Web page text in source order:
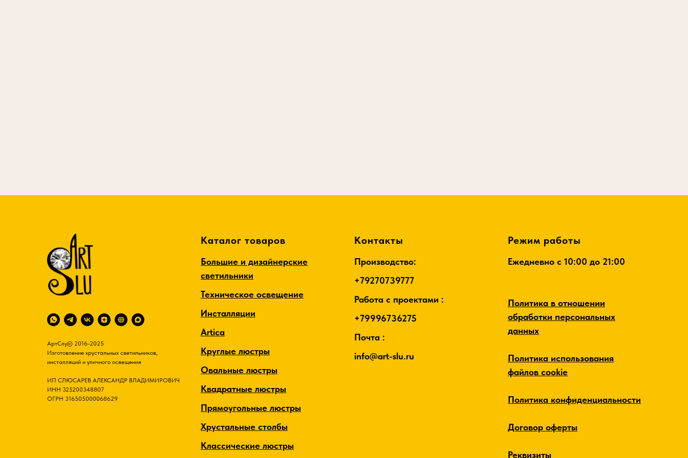
АртСлу© 2016-2025
Изготовление хрустальных светильников,
инсталляций и уличного освещения
ИП СЛЮСАРЕВ АЛЕКСАНДР ВЛАДИМИРОВИЧ
ИНН 325200348807
ОГРН 316505000068629
Каталог товаров
Большие и дизайнерские
светильники
Техническое освещение
Инсталляции
Artica
Круглые люстры
Овальные люстры
Квадратные люстры
Прямоугольные люстры
Хрустальные столбы
Классические люстры
Контакты
Производство:
+79270739777
Работа с проектами :
+79996736275
Почта :
info@art-slu.ru
Режим работы
Ежедневно c 10:00 до 21:00
Политика в отношении
обработки персональных
данных
Политика использования
файлов cookie
Политика конфиденциальности
Договор оферты
Реквизиты